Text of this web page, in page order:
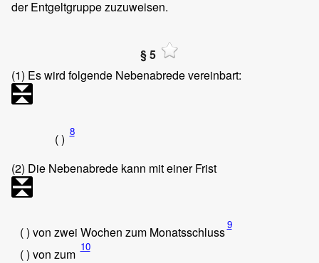
der Entgeltgruppe zuzuweisen.
§ 5
(1) Es wird folgende Nebenabrede vereinbart:
( ) 8
(2) Die Nebenabrede kann mit einer Frist
( ) von zwei Wochen zum Monatsschluss9
( ) vonzum 10